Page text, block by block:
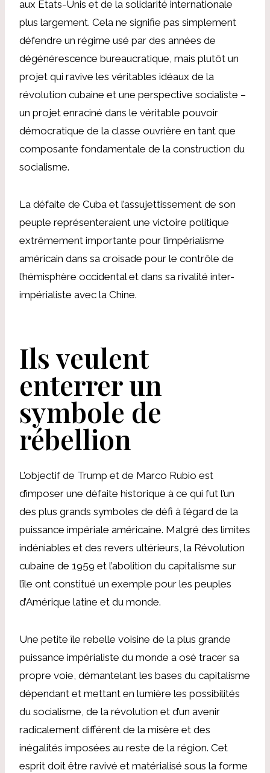
aux États-Unis et de la solidarité internationale
plus largement. Cela ne signifie pas simplement
défendre un régime usé par des années de
dégénérescence bureaucratique, mais plutôt un
projet qui ravive les véritables idéaux de la
révolution cubaine et une perspective socialiste –
un projet enraciné dans le véritable pouvoir
démocratique de la classe ouvrière en tant que
composante fondamentale de la construction du
socialisme.
La défaite de Cuba et l’assujettissement de son
peuple représenteraient une victoire politique
extrêmement importante pour l’impérialisme
américain dans sa croisade pour le contrôle de
l’hémisphère occidental et dans sa rivalité inter-
impérialiste avec la Chine.
Ils veulent
enterrer un
symbole de
rébellion
L’objectif de Trump et de Marco Rubio est
d’imposer une défaite historique à ce qui fut l’un
des plus grands symboles de défi à l’égard de la
puissance impériale américaine. Malgré des limites
indéniables et des revers ultérieurs, la Révolution
cubaine de 1959 et l’abolition du capitalisme sur
l’île ont constitué un exemple pour les peuples
d’Amérique latine et du monde.
Une petite île rebelle voisine de la plus grande
puissance impérialiste du monde a osé tracer sa
propre voie, démantelant les bases du capitalisme
dépendant et mettant en lumière les possibilités
du socialisme, de la révolution et d’un avenir
radicalement différent de la misère et des
inégalités imposées au reste de la région. Cet
esprit doit être ravivé et matérialisé sous la forme